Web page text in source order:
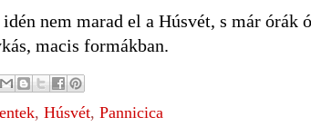
nem marad el a Húsvét, s már
macis formákban.
, Húsvét, Pannicica